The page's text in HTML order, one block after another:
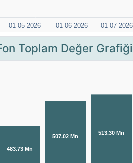
Toplam Değer Grafiği